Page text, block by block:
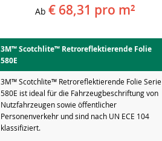
Ab € 68,31 pro m²
3M™ Scotchlite™ Retroreflektierende Folie
580E
3M™ Scotchlite™ Retroreflektierende Folie Serie
580E ist ideal für die Fahrzeugbeschriftung von
Nutzfahrzeugen sowie öffentlicher
Personenverkehr und sind nach UN ECE 104
klassifiziert.